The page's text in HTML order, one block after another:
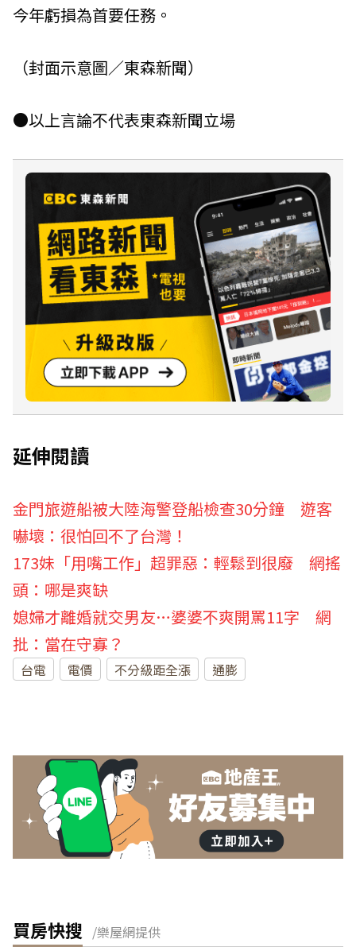
今年虧損為首要任務。
（封面示意圖／東森新聞）
●以上言論不代表東森新聞立場
延伸閱讀
金門旅遊船被大陸海警登船檢查30分鐘 遊客
嚇壞：很怕回不了台灣！
173妹「用嘴工作」超罪惡：輕鬆到很廢 網搖
頭：哪是爽缺
媳婦才離婚就交男友…婆婆不爽開罵11字 網
批：當在守寡？
台電 電價 不分級距全漲 通膨
買房快搜 /樂屋網提供